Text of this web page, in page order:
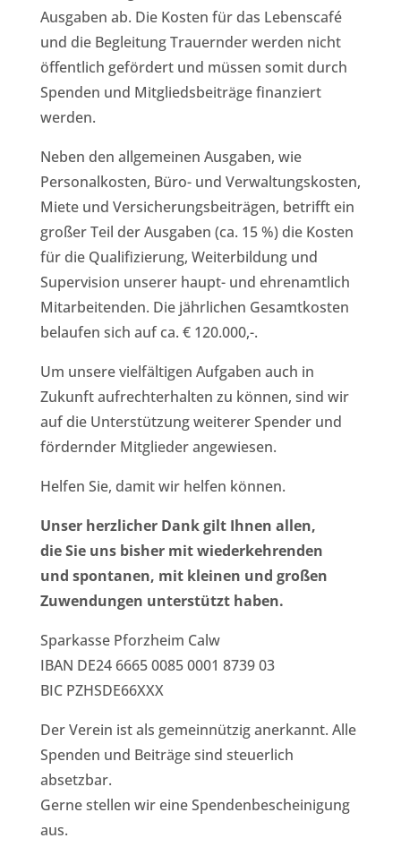
Ausgaben ab. Die Kosten für das Lebenscafé
und die Begleitung Trauernder werden nicht
öffentlich gefördert und müssen somit durch
Spenden und Mitgliedsbeiträge finanziert
werden.
Neben den allgemeinen Ausgaben, wie
Personalkosten, Büro- und Verwaltungskosten,
Miete und Versicherungsbeiträgen, betrifft ein
großer Teil der Ausgaben (ca. 15 %) die Kosten
für die Qualifizierung, Weiterbildung und
Supervision unserer haupt- und ehrenamtlich
Mitarbeitenden. Die jährlichen Gesamtkosten
belaufen sich auf ca. € 120.000,-.
Um unsere vielfältigen Aufgaben auch in
Zukunft aufrechterhalten zu können, sind wir
auf die Unterstützung weiterer Spender und
fördernder Mitglieder angewiesen.
Helfen Sie, damit wir helfen können.
Unser herzlicher Dank gilt Ihnen allen,
die Sie uns bisher mit wiederkehrenden
und spontanen, mit kleinen und großen
Zuwendungen unterstützt haben.
Sparkasse Pforzheim Calw
IBAN DE24 6665 0085 0001 8739 03
BIC PZHSDE66XXX
Der Verein ist als gemeinnützig anerkannt. Alle
Spenden und Beiträge sind steuerlich
absetzbar.
Gerne stellen wir eine Spendenbescheinigung
aus.